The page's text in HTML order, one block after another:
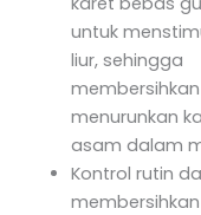
untuk
liur, sehingga
menurunkan
asam dalam
Kontrol rutin